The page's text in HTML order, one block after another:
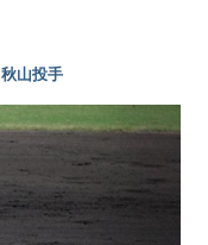
山投手